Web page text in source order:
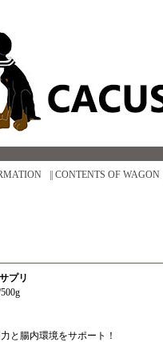
|| CONTENTS OF WAGON
プリ
と腸内環境をサポート！